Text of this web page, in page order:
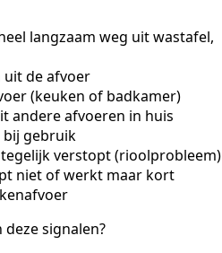
langzaam weg uit wastafel,
uit de afvoer
(keuken of badkamer)
andere afvoeren in huis
gebruik
verstopt (rioolprobleem)
niet of werkt maar kort
signalen?